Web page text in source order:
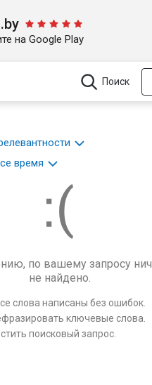
на Google Play
Поиск
время
по вашему запросу
не найдено.
слова написаны без ошибок.
ключевые слова.
поисковый запрос.